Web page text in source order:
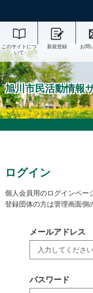
このサイトにつ
いて
新規登録 お問
旭川市民活動情報
ログイン
個人会員用のログインペー
登録団体の方は管理画面側
メールアドレス
パスワード